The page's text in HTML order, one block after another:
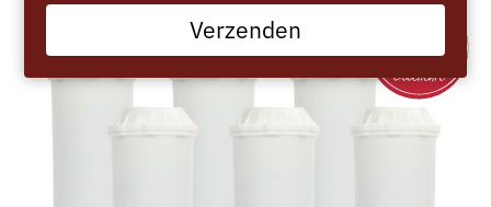
email
Verzenden